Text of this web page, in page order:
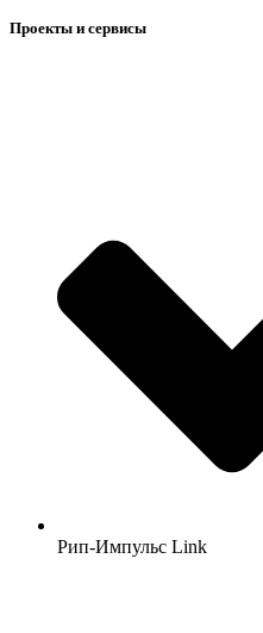
Проекты и сервисы
Рип-Импульс Link